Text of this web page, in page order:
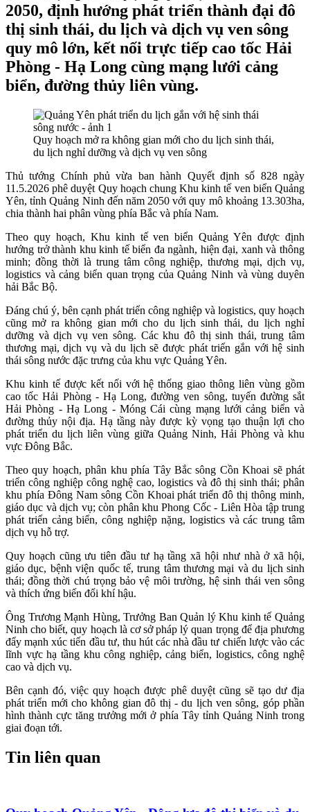
2050, định hướng phát triển thành đại đô
thị sinh thái, du lịch và dịch vụ ven sông
quy mô lớn, kết nối trực tiếp cao tốc Hải
Phòng - Hạ Long cùng mạng lưới cảng
biển, đường thủy liên vùng.
Quy hoạch mở ra không gian mới cho du lịch sinh thái,
du lịch nghỉ dưỡng và dịch vụ ven sông
Thủ tướng Chính phủ vừa ban hành Quyết định số 828 ngày
11.5.2026 phê duyệt Quy hoạch chung Khu kinh tế ven biển Quảng
Yên, tỉnh Quảng Ninh đến năm 2050 với quy mô khoảng 13.303ha,
chia thành hai phân vùng phía Bắc và phía Nam.
Theo quy hoạch, Khu kinh tế ven biển Quảng Yên được định
hướng trở thành khu kinh tế biển đa ngành, hiện đại, xanh và thông
minh; đồng thời là trung tâm công nghiệp, thương mại, dịch vụ,
logistics và cảng biển quan trọng của Quảng Ninh và vùng duyên
hải Bắc Bộ.
Đáng chú ý, bên cạnh phát triển công nghiệp và logistics, quy hoạch
cũng mở ra không gian mới cho du lịch sinh thái, du lịch nghỉ
dưỡng và dịch vụ ven sông. Các khu đô thị sinh thái, trung tâm
thương mại, dịch vụ và du lịch sẽ được phát triển gắn với hệ sinh
thái sông nước đặc trưng của khu vực Quảng Yên.
Khu kinh tế được kết nối với hệ thống giao thông liên vùng gồm
cao tốc Hải Phòng - Hạ Long, đường ven sông, tuyến đường sắt
Hải Phòng - Hạ Long - Móng Cái cùng mạng lưới cảng biển và
đường thủy nội địa. Hạ tầng này được kỳ vọng tạo thuận lợi cho
phát triển du lịch liên vùng giữa Quảng Ninh, Hải Phòng và khu
vực Đông Bắc.
Theo quy hoạch, phân khu phía Tây Bắc sông Cồn Khoai sẽ phát
triển công nghiệp công nghệ cao, logistics và đô thị sinh thái; phân
khu phía Đông Nam sông Cồn Khoai phát triển đô thị thông minh,
giáo dục và dịch vụ; còn phân khu Phong Cốc - Liên Hòa tập trung
phát triển cảng biển, công nghiệp nặng, logistics và các trung tâm
dịch vụ hỗ trợ.
Quy hoạch cũng ưu tiên đầu tư hạ tầng xã hội như nhà ở xã hội,
giáo dục, bệnh viện quốc tế, trung tâm thương mại và du lịch sinh
thái; đồng thời chú trọng bảo vệ môi trường, hệ sinh thái ven sông
và thích ứng biến đổi khí hậu.
Ông Trương Mạnh Hùng, Trưởng Ban Quản lý Khu kinh tế Quảng
Ninh cho biết, quy hoạch là cơ sở pháp lý quan trọng để địa phương
đẩy mạnh xúc tiến đầu tư, thu hút các nhà đầu tư chiến lược vào các
lĩnh vực hạ tầng khu công nghiệp, cảng biển, logistics, công nghệ
cao và dịch vụ.
Bên cạnh đó, việc quy hoạch được phê duyệt cũng sẽ tạo dư địa
phát triển mới cho không gian đô thị - du lịch ven sông, góp phần
hình thành cực tăng trưởng mới ở phía Tây tỉnh Quảng Ninh trong
giai đoạn tới.
Tin liên quan